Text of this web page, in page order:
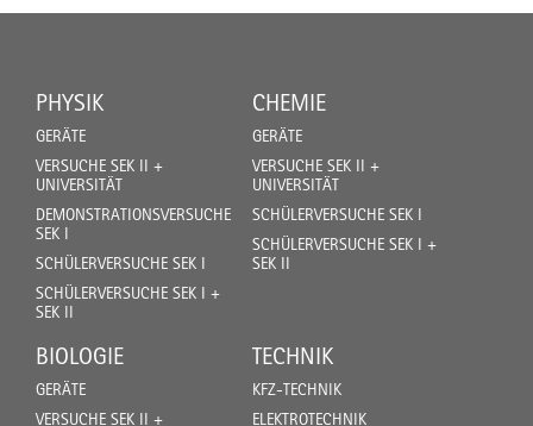
PHYSIK
GERÄTE
VERSUCHE SEK II +
UNIVERSITÄT
DEMONSTRATIONSVERSUCHE
SEK I
SCHÜLERVERSUCHE SEK I
SCHÜLERVERSUCHE SEK I +
SEK II
CHEMIE
GERÄTE
VERSUCHE SEK II +
UNIVERSITÄT
SCHÜLERVERSUCHE SEK I
SCHÜLERVERSUCHE SEK I +
SEK II
BIOLOGIE
GERÄTE
VERSUCHE SEK II +
TECHNIK
KFZ-TECHNIK
ELEKTROTECHNIK